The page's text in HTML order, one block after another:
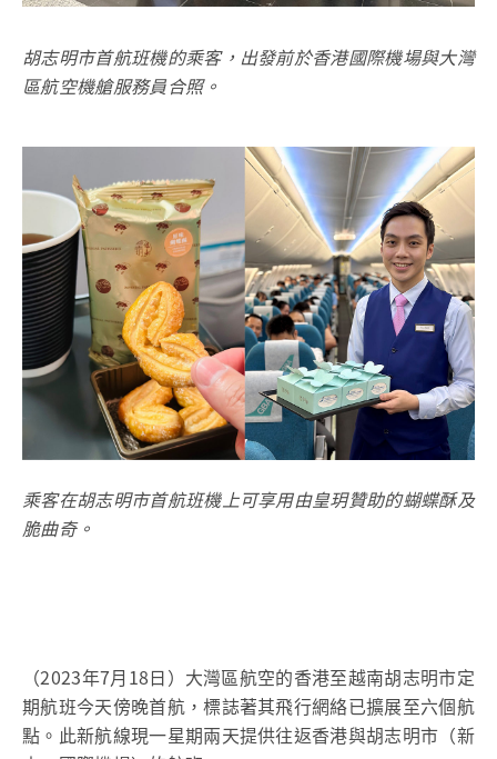
胡志明市首航班機的乘客，出發前於香港國際機場與大灣
區航空機艙服務員合照。
乘客在胡志明市首航班機上可享用由皇玥贊助的蝴蝶酥及
脆曲奇。
（2023年7月18日）大灣區航空的香港至越南胡志明市定
期航班今天傍晚首航，標誌著其飛行網絡已擴展至六個航
點。此新航線現一星期兩天提供往返香港與胡志明市（新